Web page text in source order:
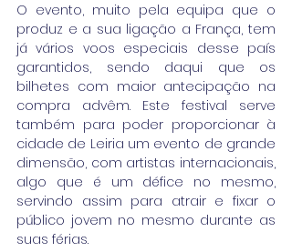
O evento, muito pela equipa que o
produz e a sua ligação a França, tem
já vários voos especiais desse país
garantidos, sendo daqui que os
bilhetes com maior antecipação na
compra advêm. Este festival serve
também para poder proporcionar à
cidade de Leiria um evento de grande
dimensão, com artistas internacionais,
algo que é um défice no mesmo,
servindo assim para atrair e fixar o
público jovem no mesmo durante as
suas férias.